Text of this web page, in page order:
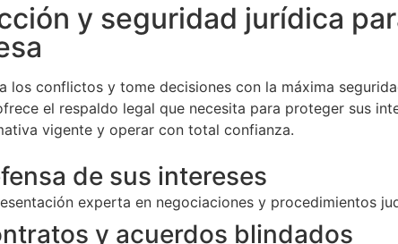
y seguridad jurídica
los conflictos y tome decisiones con la máxima
el respaldo legal que necesita para proteger sus
vigente y operar con total confianza.
de sus intereses
experta en negociaciones y procedimientos
y acuerdos blindados